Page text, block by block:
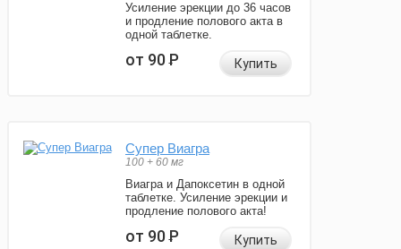
Усиление эрекции до 36 часов
и продление полового акта в
одной таблетке.
от 90Р Купить
Супер Виагра
100 + 60 мг
Виагра и Дапоксетин в одной
таблетке. Усиление эрекции и
продление полового акта!
от 90Р Купить